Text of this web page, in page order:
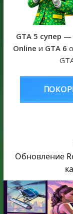
Fine Art Collector
GTA 6
Auto VI
GTA 5 супер —
Online и GTA 6
(ДОНАТ)
Обновление